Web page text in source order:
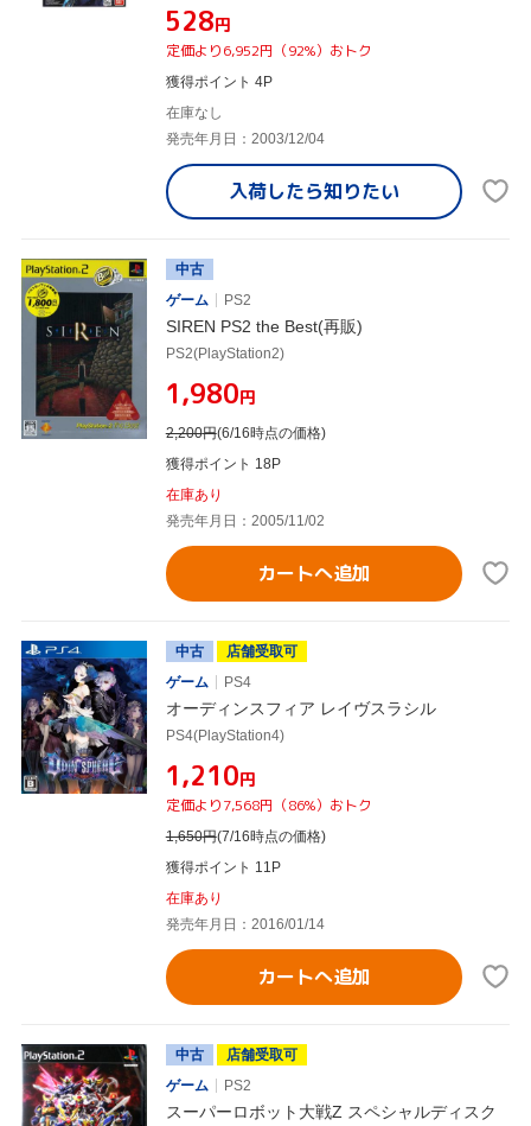
¥528円
定価より6,952円（92%）おトク
獲得ポイント 4P
在庫なし
発売年月日：2003/12/04
入荷したら知りたい
中古
ゲーム
PS2
SIREN PS2 the Best(再販)
PS2(PlayStation2)
¥1,980円
2,200円(6/16時点の価格)
獲得ポイント 18P
在庫あり
発売年月日：2005/11/02
カートへ追加
中古
店舗受取可
ゲーム
PS4
オーディンスフィア レイヴスラシル
PS4(PlayStation4)
¥1,210円
定価より7,568円（86%）おトク
1,650円(7/16時点の価格)
獲得ポイント 11P
在庫あり
発売年月日：2016/01/14
カートへ追加
中古
店舗受取可
ゲーム
PS2
スーパーロボット大戦Z スペシャルディスク